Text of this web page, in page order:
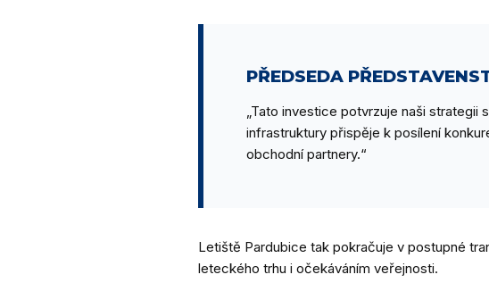
PŘEDSEDA
„Tato investice potvrzuje naši
infrastruktury přispěje k posílení
obchodní partnery.“
Letiště Pardubice tak pokračuje v postupné
leteckého trhu i očekáváním veřejnosti.